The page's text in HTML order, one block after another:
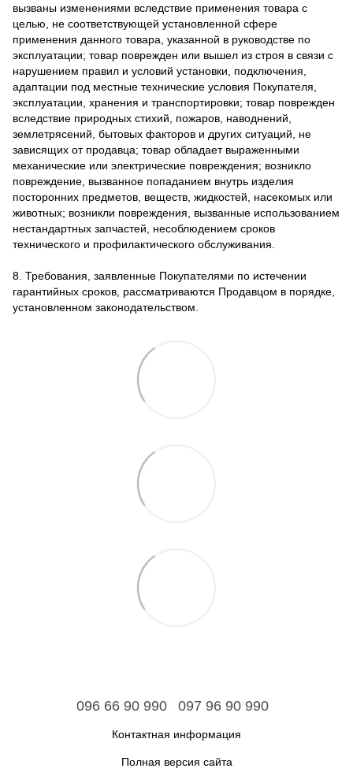
вызваны изменениями вследствие применения товара с
целью, не соответствующей установленной сфере
применения данного товара, указанной в руководстве по
эксплуатации; товар поврежден или вышел из строя в связи с
нарушением правил и условий установки, подключения,
адаптации под местные технические условия Покупателя,
эксплуатации, хранения и транспортировки; товар поврежден
вследствие природных стихий, пожаров, наводнений,
землетрясений, бытовых факторов и других ситуаций, не
зависящих от продавца; товар обладает выраженными
механические или электрические повреждения; возникло
повреждение, вызванное попаданием внутрь изделия
посторонних предметов, веществ, жидкостей, насекомых или
животных; возникли повреждения, вызванные использованием
нестандартных запчастей, несоблюдением сроков
технического и профилактического обслуживания.
8. Требования, заявленные Покупателями по истечении
гарантийных сроков, рассматриваются Продавцом в порядке,
установленном законодательством.
096 66 90 990 097 96 90 990
Контактная информация
Полная версия сайта